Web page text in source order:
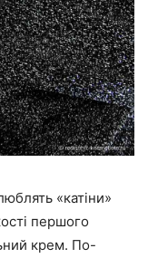
«катіни»
першого
крем. По-